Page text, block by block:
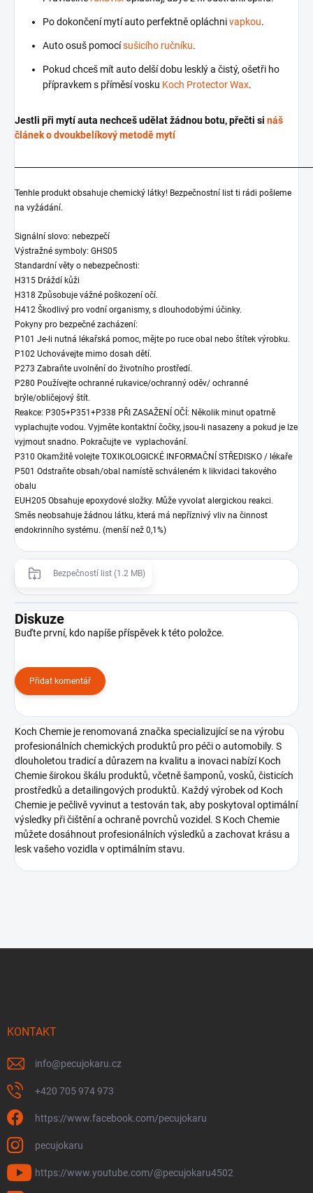
Po dokončení mytí auto perfektně opláchnivapkou.
Auto osuš pomocísušicího ručníku.
Pokud chceš mít auto delší dobu lesklý a čistý, ošetři ho
přípravkem s příměsí vosku Koch Protector Wax.
Jestli při mytí auta nechceš udělat žádnou botu, přečti si náš
článek o dvoukbelíkový metodě mytí
Tenhle produkt obsahuje chemický látky! Bezpečnostní list ti rádi pošleme
na vyžádání.
Signální slovo: nebezpečí
Výstražné symboly: GHS05
Standardní věty o nebezpečnosti:
H315 Dráždí kůži
H318 Způsobuje vážné poškození očí.
H412 Škodlivý pro vodní organismy, s dlouhodobými účinky.
Pokyny pro bezpečné zacházení:
P101 Je-li nutná lékařská pomoc, mějte po ruce obal nebo štítek výrobku.
P102 Uchovávejte mimo dosah dětí.
P273 Zabraňte uvolnění do životního prostředí.
P280 Používejte ochranné rukavice/ochranný oděv/ ochranné
brýle/obličejový štít.
Reakce: P305+P351+P338 PŘI ZASAŽENÍ OČÍ: Několik minut opatrně
vyplachujte vodou. Vyjměte kontaktní čočky, jsou-li nasazeny a pokud je lze
vyjmout snadno. Pokračujte ve vyplachování.
P310 Okamžitě volejte TOXIKOLOGICKÉ INFORMAČNÍ STŘEDISKO / lékaře
P501 Odstraňte obsah/obal namístě schváleném k likvidaci takového
obalu
EUH205 Obsahuje epoxydové složky. Může vyvolat alergickou reakci.
Směs neobsahuje žádnou látku, která má nepříznivý vliv na činnost
endokrinního systému. (menší než 0,1%)
Bezpečností list (1.2 MB)
Diskuze
Buďte první, kdo napíše příspěvek k této položce.
Přidat komentář
Koch Chemie je renomovaná značka specializující se na výrobu
profesionálních chemických produktů pro péči o automobily. S
dlouholetou tradicí a důrazem na kvalitu a inovaci nabízí Koch
Chemie širokou škálu produktů, včetně šamponů, vosků, čisticích
prostředků a detailingových produktů. Každý výrobek od Koch
Chemie je pečlivě vyvinut a testován tak, aby poskytoval optimální
výsledky při čištění a ochraně povrchů vozidel. S Koch Chemie
můžete dosáhnout profesionálních výsledků a zachovat krásu a
lesk vašeho vozidla v optimálním stavu.
KONTAKT
info@pecujokaru.cz
+420 705 974 973
https://www.facebook.com/pecujokaru
pecujokaru
https://www.youtube.com/@pecujokaru4502